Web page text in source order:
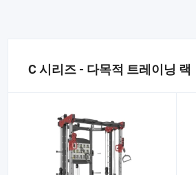
C 시리즈 - 다목적 트레이닝 랙